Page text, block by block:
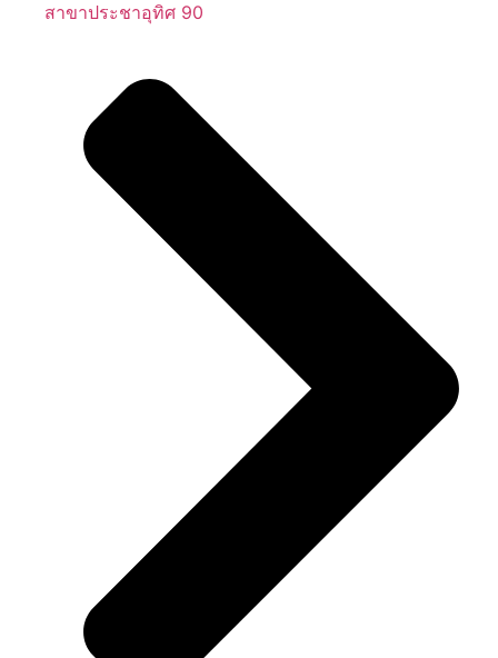
สาขาประชาอุทิศ 90